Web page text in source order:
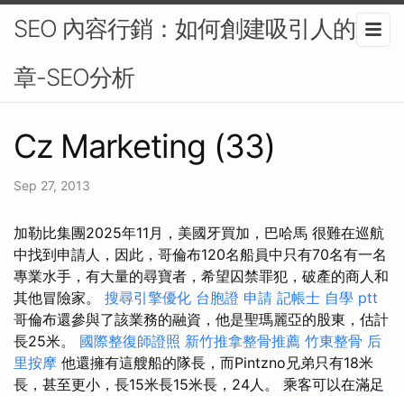
SEO 內容行銷：如何創建吸引人的文
章-SEO分析
Cz Marketing (33)
Sep 27, 2013
加勒比集團2025年11月，美國牙買加，巴哈馬 很難在巡航
中找到申請人，因此，哥倫布120名船員中只有70名有一名
專業水手，有大量的尋寶者，希望囚禁罪犯，破產的商人和
其他冒險家。 搜尋引擎優化 台胞證 申請 記帳士 自學 ptt
哥倫布還參與了該業務的融資，他是聖瑪麗亞的股東，估計
長25米。 國際整復師證照 新竹推拿整骨推薦 竹東整骨 后
里按摩 他還擁有這艘船的隊長，而Pintzno兄弟只有18米
長，甚至更小，長15米長15米長，24人。 乘客可以在滿足